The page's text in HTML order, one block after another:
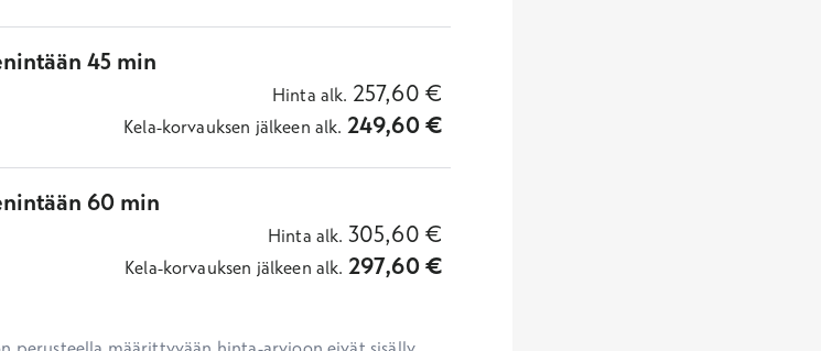
45 min
Hinta alk. 257,60 €
Kela-korvauksen jälkeen alk. 249,60€
60 min
Hinta alk. 305,60 €
Kela-korvauksen jälkeen alk. 297,60€